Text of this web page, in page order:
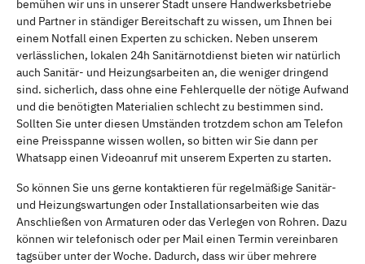
bemühen wir uns in unserer Stadt unsere Handwerksbetriebe
und Partner in ständiger Bereitschaft zu wissen, um Ihnen bei
einem Notfall einen Experten zu schicken. Neben unserem
verlässlichen, lokalen 24h Sanitärnotdienst bieten wir natürlich
auch Sanitär- und Heizungsarbeiten an, die weniger dringend
sind. sicherlich, dass ohne eine Fehlerquelle der nötige Aufwand
und die benötigten Materialien schlecht zu bestimmen sind.
Sollten Sie unter diesen Umständen trotzdem schon am Telefon
eine Preisspanne wissen wollen, so bitten wir Sie dann per
Whatsapp einen Videoanruf mit unserem Experten zu starten.
So können Sie uns gerne kontaktieren für regelmäßige Sanitär-
und Heizungswartungen oder Installationsarbeiten wie das
Anschließen von Armaturen oder das Verlegen von Rohren. Dazu
können wir telefonisch oder per Mail einen Termin vereinbaren
tagsüber unter der Woche. Dadurch, dass wir über mehrere